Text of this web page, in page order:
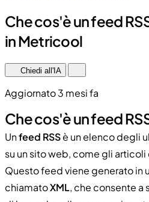
Che cos'è un feed
in Metricool
Chiedi all'IA
Aggiornato 3 mesi fa
Che cos'è un feed
Unfeed RSSè un elenco degli
su un sito web, come gli articoli
Questo feed viene generato in
chiamatoXML, che consente a